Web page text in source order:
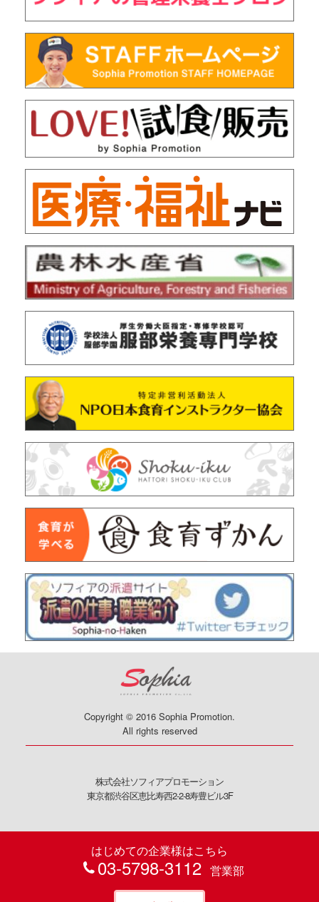
Copyright © 2016 Sophia Promotion.
All rights reserved
株式会社ソフィアプロモーション
東京都渋谷区恵比寿西2-2-8寿豊ビル3F
はじめての企業様はこちら
03-5798-3112 営業部